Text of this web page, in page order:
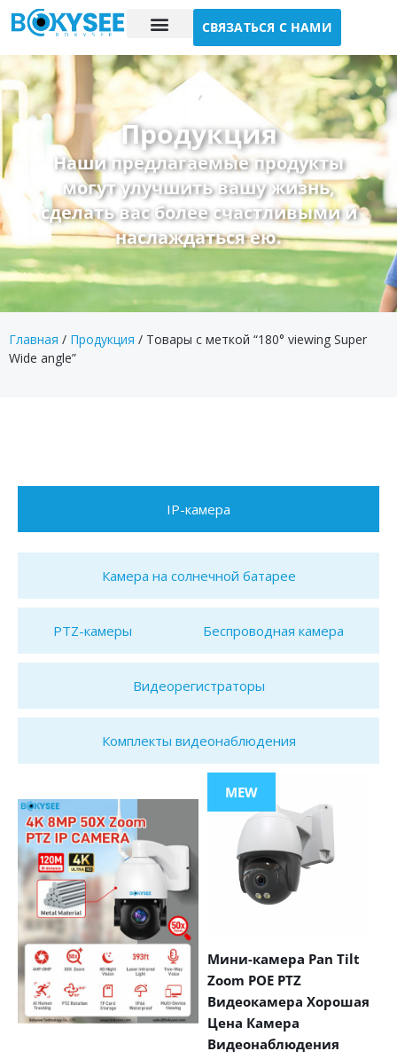
СВЯЗАТЬСЯ С НАМИ
Продукция
Наши предлагаемые продукты
могут улучшить вашу жизнь,
сделать вас более счастливыми и
наслаждаться ею.
Главная / Продукция / Товары с меткой “180° viewing Super
Wide angle”
IP-камера
Камера на солнечной батарее
PTZ-камеры Беспроводная камера
Видеорегистраторы
Комплекты видеонаблюдения
MEW
Мини-камера Pan Tilt
Zoom POE PTZ
Видеокамера Хорошая
Цена Камера
Видеонаблюдения